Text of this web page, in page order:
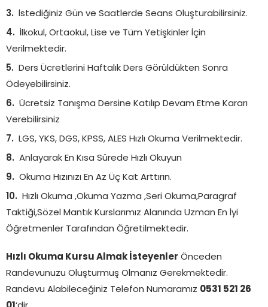
İstediğiniz Gün ve Saatlerde Seans Oluşturabilirsiniz.
İlkokul, Ortaokul, Lise ve Tüm Yetişkinler İçin
Verilmektedir.
Ders Ücretlerini Haftalık Ders Görüldükten Sonra
Ödeyebilirsiniz.
Ücretsiz Tanışma Dersine Katılıp Devam Etme Kararı
Verebilirsiniz
LGS, YKS, DGS, KPSS, ALES Hızlı Okuma Verilmektedir.
Anlayarak En Kısa Sürede Hızlı Okuyun
Okuma Hızınızı En Az Üç Kat Arttırın.
Hızlı Okuma ,Okuma Yazma ,Seri Okuma,Paragraf
Taktiği,Sözel Mantık Kurslarımız Alanında Uzman En İyi
Öğretmenler Tarafından Öğretilmektedir.
Hızlı Okuma Kursu Almak İsteyenler Önceden
Randevunuzu Oluşturmuş Olmanız Gerekmektedir.
Randevu Alabileceğiniz Telefon Numaramız 0531 521 26